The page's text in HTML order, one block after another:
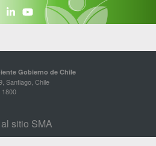
Gobierno de Chile
Santiago, Chile
1800
sitio SMA